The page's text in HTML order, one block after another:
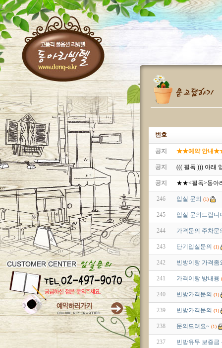
번호
공지 ★★예약 안내
공지 ((( 필독 ))) 아래
공지 ★★<필독>동아
246 입실 문의 (1)
245 입실 문의드립니
244 가격문의 주차문
243 단기입실문의 (1)
242 빈방이랑 가격좀
241 가격이랑 방내용
240 빈방가격문의 (1)
239 빈방가격문의 (1)
238 문의드려요~ (1)
237 빈방유무 보증금